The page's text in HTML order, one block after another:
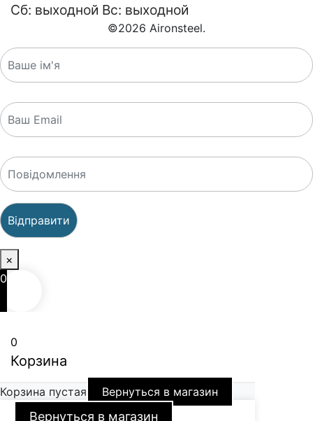
Сб: выходной Вс: выходной
©2026 Aironsteel.
×
0
0
Корзина
Корзина пустая Вернуться в магазин
Вернуться в магазин